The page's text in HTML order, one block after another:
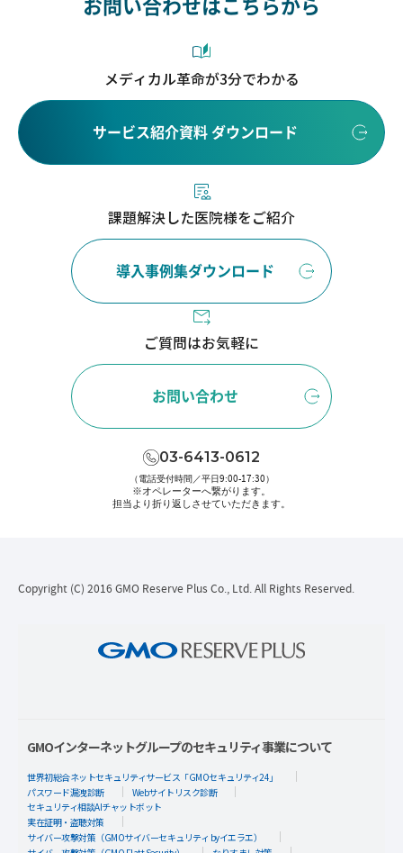
お問い合わせはこちらから
メディカル革命が3分でわかる
サービス紹介資料 ダウンロード
課題解決した医院様をご紹介
導入事例集ダウンロード
ご質問はお気軽に
お問い合わせ
03-6413-0612
（電話受付時間／平日9:00-17:30）
※オペレーターへ繋がります。
担当より折り返しさせていただきます。
Copyright (C) 2016 GMO Reserve Plus Co., Ltd. All Rights Reserved.
GMOインターネットグループのセキュリティ事業について
世界初総合ネットセキュリティサービス「GMOセキュリティ24」
パスワード漏洩診断
Webサイトリスク診断
セキュリティ相談AIチャットボット
実在証明・盗聴対策
サイバー攻撃対策（GMOサイバーセキュリティ byイエラエ）